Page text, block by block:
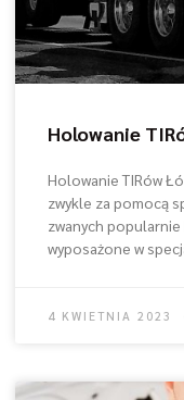
Holowanie
Holowanie TIRów
zwykle za pomocą
zwanych
wyposażone w
4 KWIETNIA 2023